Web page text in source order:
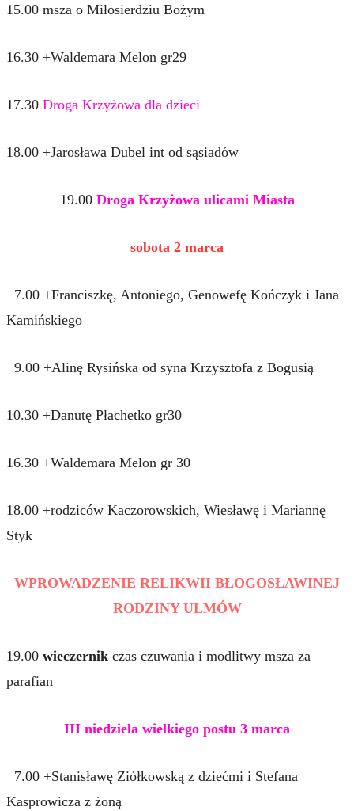
15.00 msza o Miłosierdziu Bożym
16.30 +Waldemara Melon gr29
17.30 Droga Krzyżowa dla dzieci
18.00 +Jarosława Dubel int od sąsiadów
19.00 Droga Krzyżowa ulicami Miasta
sobota 2 marca
7.00 +Franciszkę, Antoniego, Genowefę Kończyk i Jana
Kamińskiego
9.00 +Alinę Rysińska od syna Krzysztofa z Bogusią
10.30 +Danutę Płachetko gr30
16.30 +Waldemara Melon gr 30
18.00 +rodziców Kaczorowskich, Wiesławę i Mariannę
Styk
WPROWADZENIE RELIKWII BŁOGOSŁAWINEJ
RODZINY ULMÓW
19.00 wieczernik czas czuwania i modlitwy msza za
parafian
III niedziela wielkiego postu 3 marca
7.00 +Stanisławę Ziółkowską z dziećmi i Stefana
Kasprowicza z żoną